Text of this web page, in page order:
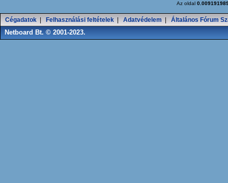
Az oldal
Cégadatok Felhasználási feltételek Adatvédelem Általános Fórum
Netboard Bt. © 2001-2023.